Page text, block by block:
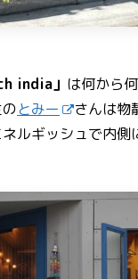
india」 は何から
とみー
さんは物
ルギッシュで内側